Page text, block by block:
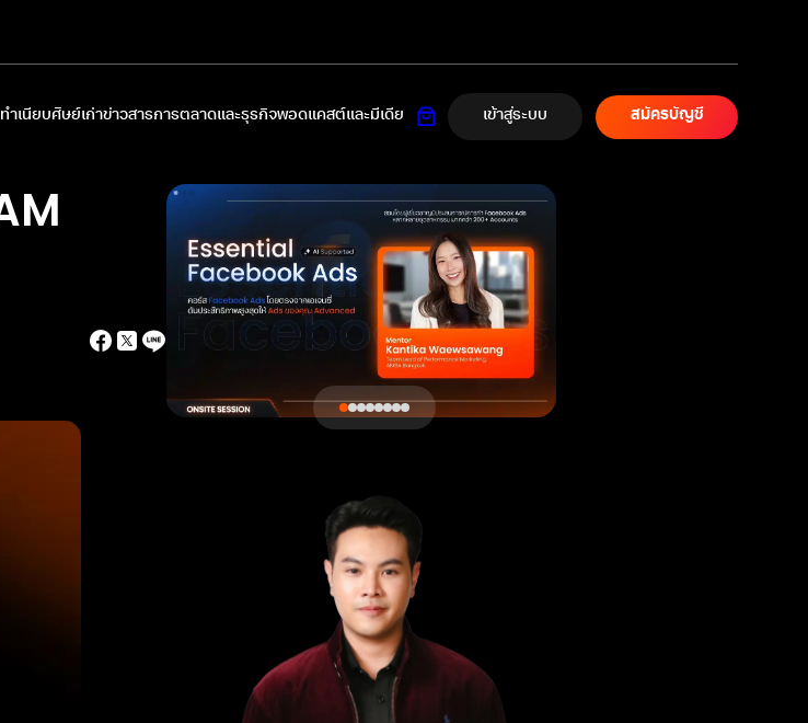
ทำเนียบศิษย์เก่าข่าวสารการตลาดและธุรกิจพอดแคสต์และมีเดีย เข้าสู่ระบบ สมัครบัญชี